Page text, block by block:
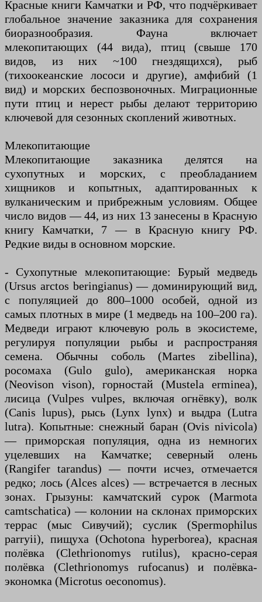
Красные книги Камчатки и РФ, что подчёркивает
глобальное значение заказника для сохранения
биоразнообразия. Фауна включает
млекопитающих (44 вида), птиц (свыше 170
видов, из них ~100 гнездящихся), рыб
(тихоокеанские лососи и другие), амфибий (1
вид) и морских беспозвоночных. Миграционные
пути птиц и нерест рыбы делают территорию
ключевой для сезонных скоплений животных.
Млекопитающие
Млекопитающие заказника делятся на
сухопутных и морских, с преобладанием
хищников и копытных, адаптированных к
вулканическим и прибрежным условиям. Общее
число видов — 44, из них 13 занесены в Красную
книгу Камчатки, 7 — в Красную книгу РФ.
Редкие виды в основном морские.
- Сухопутные млекопитающие: Бурый медведь
(Ursus arctos beringianus) — доминирующий вид,
с популяцией до 800–1000 особей, одной из
самых плотных в мире (1 медведь на 100–200 га).
Медведи играют ключевую роль в экосистеме,
регулируя популяции рыбы и распространяя
семена. Обычны соболь (Martes zibellina),
росомаха (Gulo gulo), американская норка
(Neovison vison), горностай (Mustela erminea),
лисица (Vulpes vulpes, включая огнёвку), волк
(Canis lupus), рысь (Lynx lynx) и выдра (Lutra
lutra). Копытные: снежный баран (Ovis nivicola)
— приморская популяция, одна из немногих
уцелевших на Камчатке; северный олень
(Rangifer tarandus) — почти исчез, отмечается
редко; лось (Alces alces) — встречается в лесных
зонах. Грызуны: камчатский сурок (Marmota
camtschatica) — колонии на склонах приморских
террас (мыс Сивучий); суслик (Spermophilus
parryii), пищуха (Ochotona hyperborea), красная
полёвка (Clethrionomys rutilus), красно-серая
полёвка (Clethrionomys rufocanus) и полёвка-
экономка (Microtus oeconomus).